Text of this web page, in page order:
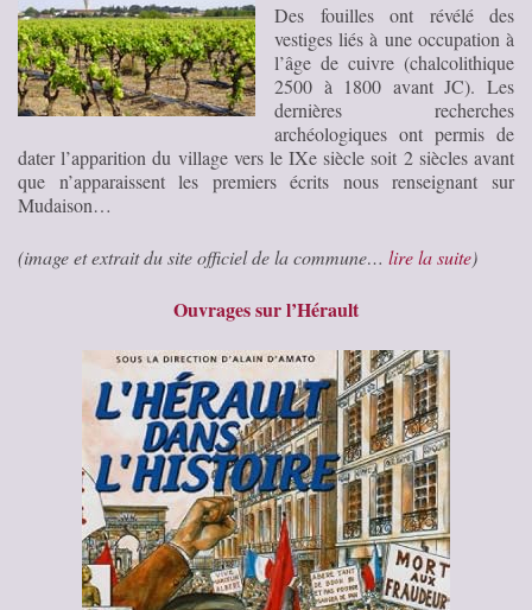
Des fouilles ont révélé des
vestiges liés à une occupation à
l’âge de cuivre (chalcolithique
2500 à 1800 avant JC). Les
dernières recherches
archéologiques ont permis de
dater l’apparition du village vers le IXe siècle soit 2 siècles avant
que n’apparaissent les premiers écrits nous renseignant sur
Mudaison…
(image et extrait du site officiel de la commune… lire la suite)
Ouvrages sur l’Hérault